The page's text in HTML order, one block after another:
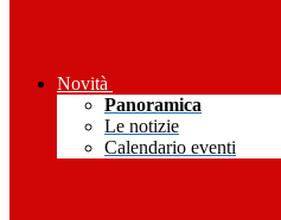
Novità
Panoramica
Le notizie
Calendario eventi